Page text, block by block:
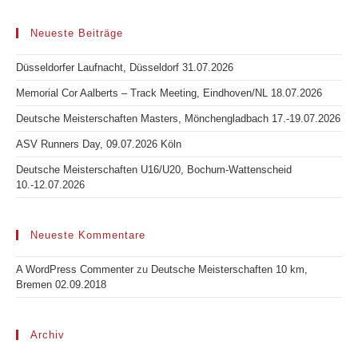
Neueste Beiträge
Düsseldorfer Laufnacht, Düsseldorf 31.07.2026
Memorial Cor Aalberts – Track Meeting, Eindhoven/NL 18.07.2026
Deutsche Meisterschaften Masters, Mönchengladbach 17.-19.07.2026
ASV Runners Day, 09.07.2026 Köln
Deutsche Meisterschaften U16/U20, Bochum-Wattenscheid
10.-12.07.2026
Neueste Kommentare
A WordPress Commenter zu Deutsche Meisterschaften 10 km,
Bremen 02.09.2018
Archiv